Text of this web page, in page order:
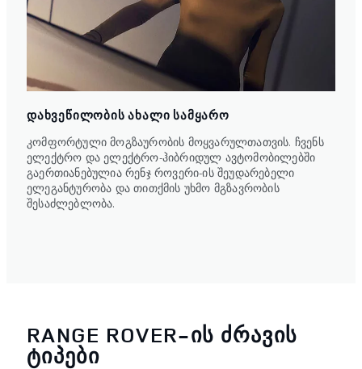
ᲓᲐᲮᲕᲔᲬᲘᲚᲝᲑᲘᲡ ᲐᲮᲐᲚᲘ ᲡᲐᲛᲧᲐᲠᲝ
კომფორტული მოგზაურობის მოყვარულთათვის. ჩვენს
ელექტრო და ელექტრო-ჰიბრიდულ ავტომობილებში
გაერთიანებულია რენჯ როვერი-ის შეუდარებელი
ელეგანტურობა და თითქმის უხმო მგზავრობის
შესაძლებლობა.
RANGE ROVER-ᲘᲡ ᲫᲠᲐᲕᲘᲡ
ᲢᲘᲞᲔᲑᲘ